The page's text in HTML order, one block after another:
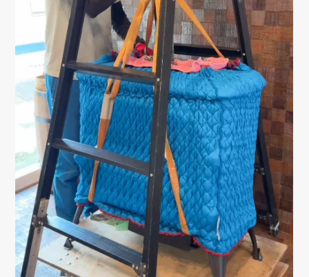
WORKS
施工一覧
MAGAZINE
読み物一覧
07
SHOP INFO
店舗情報
08
CONTACT
お問い合わせ
CONTACT
Copy mail address